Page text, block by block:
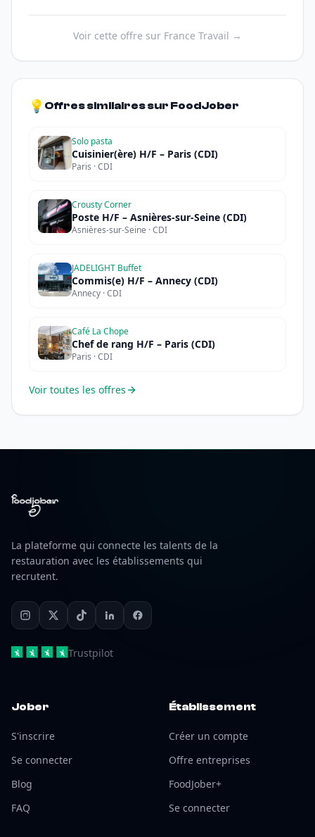
Voir cette offre sur France Travail →
💡 Offres similaires sur FoodJober
Solo pasta
Cuisinier(ère) H/F – Paris (CDI)
Paris · CDI
Crousty Corner
Poste H/F – Asnières-sur-Seine (CDI)
Asnières-sur-Seine · CDI
JADELIGHT Buffet
Commis(e) H/F – Annecy (CDI)
Annecy · CDI
Café La Chope
Chef de rang H/F – Paris (CDI)
Paris · CDI
Voir toutes les offres
La plateforme qui connecte les talents de la
restauration avec les établissements qui
recrutent.
Trustpilot
Jober
S'inscrire
Se connecter
Blog
FAQ
Établissement
Créer un compte
Offre entreprises
FoodJober+
Se connecter